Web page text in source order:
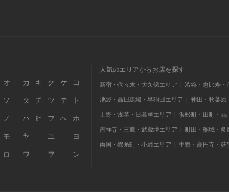
オ カ キ ク ケ コ
ソ タ チ ツ テ ト
ノ ハ ヒ フ へ ホ
モ ヤ ユ ヨ
ロ ワ ヲ ン
人気のエリアからお店を探す
新宿・代々木・大久保エリア 渋谷・恵比寿・
池袋・高田馬場・早稲田エリア 神田・秋葉原
上野・浅草・日暮里エリア 浜松町・田町・品
吉祥寺・三鷹・武蔵境エリア 町田・稲城・多
両国・錦糸町・小岩エリア 中野・高円寺・荻